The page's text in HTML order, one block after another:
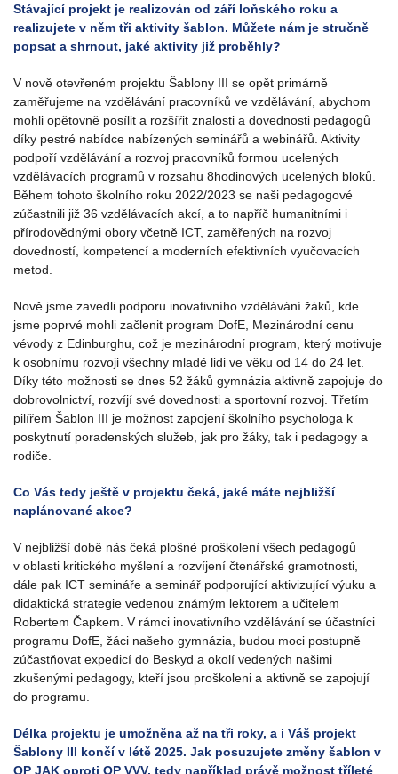
Stávající projekt je realizován od září loňského roku a
realizujete v něm tři aktivity šablon. Můžete nám je stručně
popsat a shrnout, jaké aktivity již proběhly?
V nově otevřeném projektu Šablony III se opět primárně
zaměřujeme na vzdělávání pracovníků ve vzdělávání, abychom
mohli opětovně posílit a rozšířit znalosti a dovednosti pedagogů
díky pestré nabídce nabízených seminářů a webinářů. Aktivity
podpoří vzdělávání a rozvoj pracovníků formou ucelených
vzdělávacích programů v rozsahu 8hodinových ucelených bloků.
Během tohoto školního roku 2022/2023 se naši pedagogové
zúčastnili již 36 vzdělávacích akcí, a to napříč humanitními i
přírodovědnými obory včetně ICT, zaměřených na rozvoj
dovedností, kompetencí a moderních efektivních vyučovacích
metod.
Nově jsme zavedli podporu inovativního vzdělávání žáků, kde
jsme poprvé mohli začlenit program DofE, Mezinárodní cenu
vévody z Edinburghu, což je mezinárodní program, který motivuje
k osobnímu rozvoji všechny mladé lidi ve věku od 14 do 24 let.
Díky této možnosti se dnes 52 žáků gymnázia aktivně zapojuje do
dobrovolnictví, rozvíjí své dovednosti a sportovní rozvoj. Třetím
pilířem Šablon III je možnost zapojení školního psychologa k
poskytnutí poradenských služeb, jak pro žáky, tak i pedagogy a
rodiče.
Co Vás tedy ještě v projektu čeká, jaké máte nejbližší
naplánované akce?
V nejbližší době nás čeká plošné proškolení všech pedagogů
v oblasti kritického myšlení a rozvíjení čtenářské gramotnosti,
dále pak ICT semináře a seminář podporující aktivizující výuku a
didaktická strategie vedenou známým lektorem a učitelem
Robertem Čapkem. V rámci inovativního vzdělávání se účastníci
programu DofE, žáci našeho gymnázia, budou moci postupně
zúčastňovat expedicí do Beskyd a okolí vedených našimi
zkušenými pedagogy, kteří jsou proškoleni a aktivně se zapojují
do programu.
Délka projektu je umožněna až na tři roky, a i Váš projekt
Šablony III končí v létě 2025. Jak posuzujete změny šablon v
OP JAK oproti OP VVV, tedy například právě možnost tříleté